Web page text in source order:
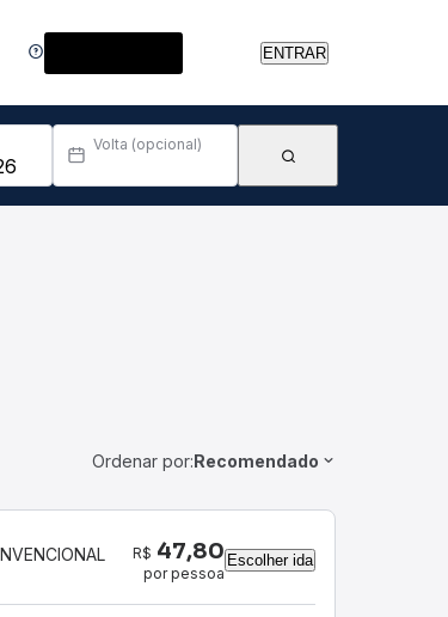
ENTRAR
Volta (opcional)
Ordenar por:Recomendado
R$ 47,80
por pessoa
Escolher ida